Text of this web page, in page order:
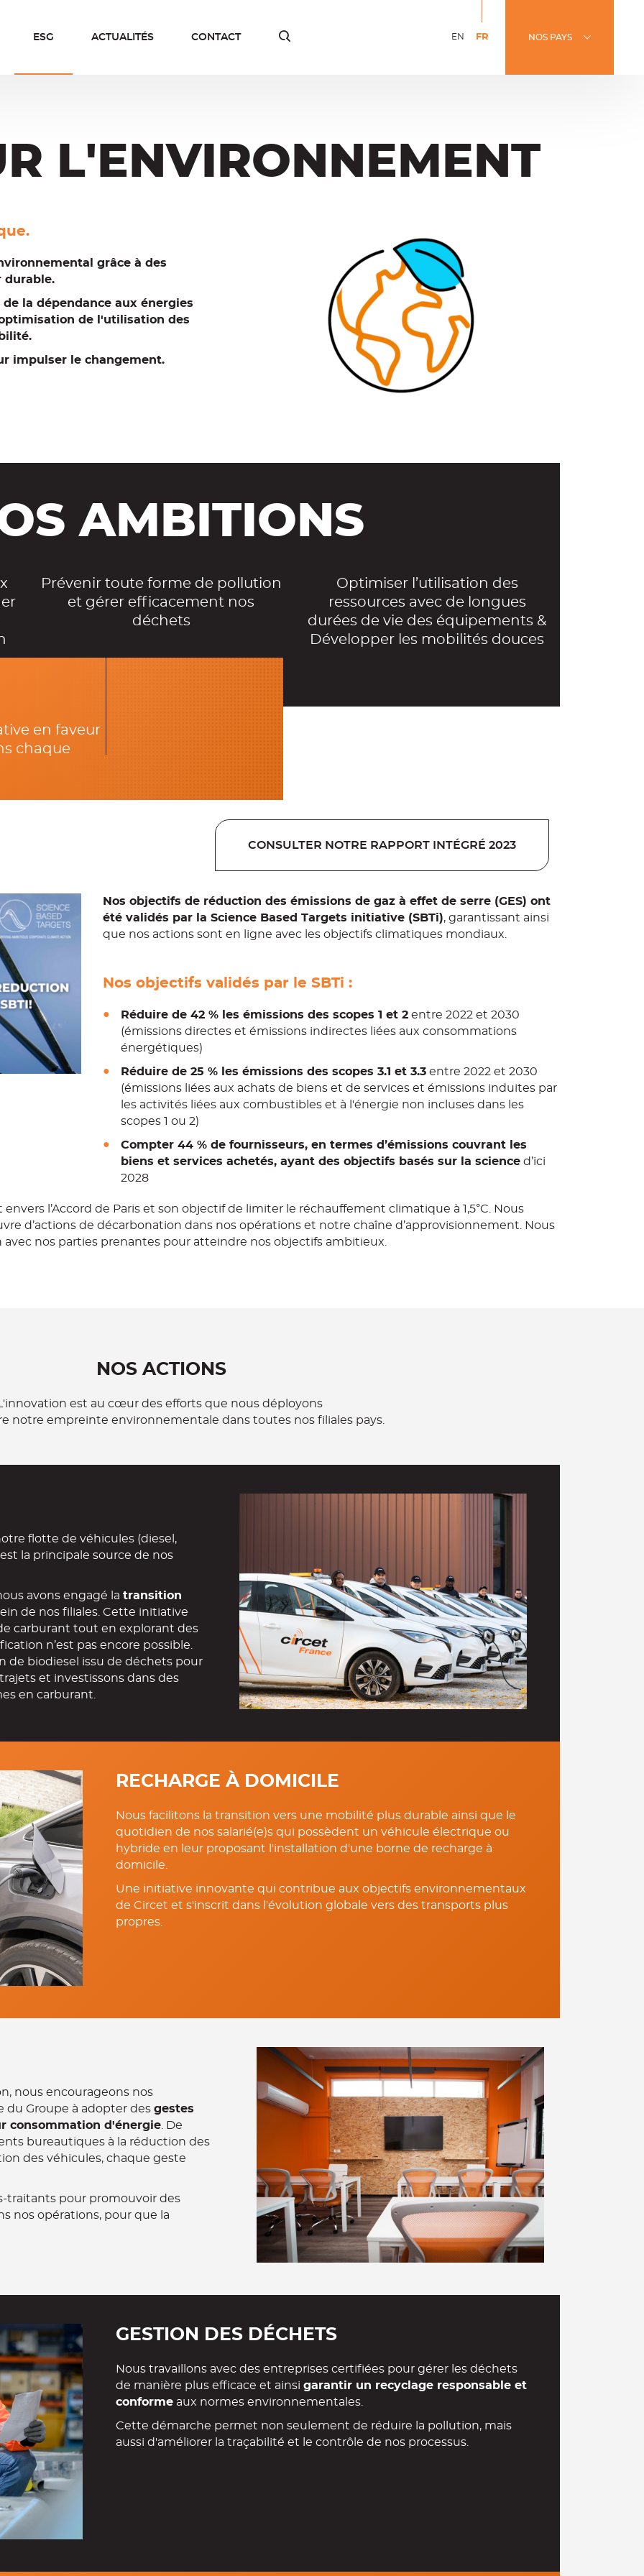
ESG ACTUALITÉS CONTACT EN
English
FR
Version
NOS PAYS
L'ENVIRONNEMENT
grâce à des
durable.
la dépendance aux énergies
de l'utilisation des
impulser le changement.
AMBITIONS
Prévenir toute forme de pollution
et gérer efficacement nos
déchets
Optimiser l’utilisation des
ressources avec de longues
durées de vie des équipements &
Développer les mobilités douces
en faveur
chaque
verte
été validés par la Science Based Targets initiative (SBTi), garantissant ainsi
que nos actions sont en ligne avec les objectifs climatiques mondiaux.
(émissions directes et émissions indirectes liées aux consommations
énergétiques)
Réduire de 25 % les émissions des scopes 3.1 et 3.3
(émissions liées aux achats de biens et de services et émissions induites par
les activités liées aux combustibles et à l'énergie non incluses dans les
scopes 1 ou 2)
Compter 44 % de fournisseurs, en termes d’émissions couvrant les
biens et services achetés, ayant des objectifs basés sur la scienced’ici
2028
d’actions de décarbonation dans nos opérations et notre chaîne d’approvisionnement. Nous
nos parties prenantes pour atteindre nos objectifs ambitieux.
notre empreinte environnementale dans toutes nos filiales pays.
la principale source de nos
avons engagé la
de nos filiales. Cette initiative
carburant tout en explorant des
n’est pas encore possible.
biodiesel issu de déchets pour
et investissons dans des
en carburant.
quotidien de nos salarié(e)s qui possèdent un véhicule électrique ou
hybride en leur proposant l'installation d'une borne de recharge à
domicile.
Une initiative innovante qui contribue aux objectifs environnementaux
de Circet et s'inscrit dans l'évolution globale vers des transports plus
propres.
du Groupe à adopter des
consommation d'énergie. De
bureautiques à la réduction des
des véhicules, chaque geste
traitants pour promouvoir des
nos opérations, pour que la
de manière plus efficace et ainsigarantir un recyclage responsable et
conformeaux normes environnementales.
Cette démarche permet non seulement de réduire la pollution, mais
aussi d'améliorer la traçabilité et le contrôle de nos processus.